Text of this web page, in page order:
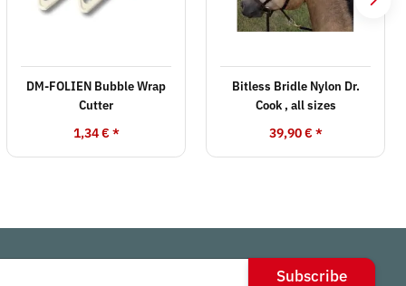
DM-FOLIEN Bubble Wrap
Cutter
1,34 € *
Bitless Bridle Nylon Dr.
Cook , all sizes
39,90 € *
Subscribe